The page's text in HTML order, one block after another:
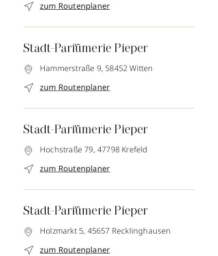
zum Routenplaner
Stadt-Parfümerie Pieper
Hammerstraße 9, 58452 Witten
zum Routenplaner
Stadt-Parfümerie Pieper
Hochstraße 79, 47798 Krefeld
zum Routenplaner
Stadt-Parfümerie Pieper
Holzmarkt 5, 45657 Recklinghausen
zum Routenplaner